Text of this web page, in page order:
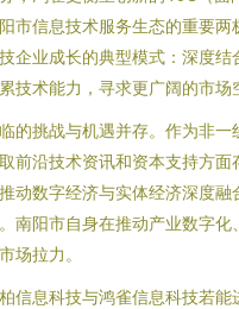
市信息技术服务生态的重要
企业成长的典型模式：深度
技术能力，寻求更广阔的市场
的挑战与机遇并存。作为非
前沿技术资讯和资本支持方面
动数字经济与实体经济深度
南阳市自身在推动产业数字
场拉力。
信息科技与鸿雀信息科技若